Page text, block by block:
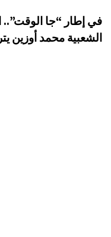
في إطار “جا الوقت”..
الشعبية محمد أوزين